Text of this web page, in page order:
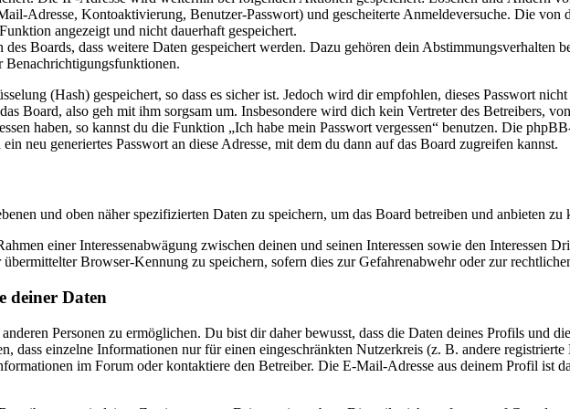
Adresse, Kontoaktivierung, Benutzer-Passwort) und gescheiterte Anmeldeversuche. Die
angezeigt und nicht dauerhaft gespeichert.
Boards, dass weitere Daten gespeichert werden. Dazu gehören dein Abstimmungsverhalten
Benachrichtigungsfunktionen.
(Hash) gespeichert, so dass es sicher ist. Jedoch wird dir empfohlen, dieses Passwort
Board, also geh mit ihm sorgsam um. Insbesondere wird dich kein Vertreter des Betreibers,
haben, so kannst du die Funktion „Ich habe mein Passwort vergessen“ benutzen. Die
neu generiertes Passwort an diese Adresse, mit dem du dann auf das Board zugreifen kannst.
und oben näher spezifizierten Daten zu speichern, um das Board betreiben und anbieten zu
einer Interessenabwägung zwischen deinen und seinen Interessen sowie den Interessen
Browser-Kennung zu speichern, sofern dies zur Gefahrenabwehr oder zur
deiner Daten
Personen zu ermöglichen. Du bist dir daher bewusst, dass die Daten deines Profils und
dass einzelne Informationen nur für einen eingeschränkten Nutzerkreis (z. B. andere
im Forum oder kontaktiere den Betreiber. Die E-Mail-Adresse aus deinem Profil ist